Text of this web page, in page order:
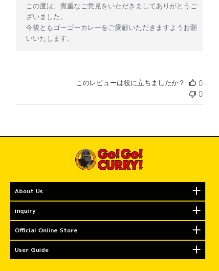
この度は、貴重なご意見をいただきましてありがとうご
ざいました。
今後ともゴーゴーカレーをご愛顧いただきますようお願
いいたします。
このレビューは役に立ちましたか？
0
0
About Us
inquiry
Official Online Store
User Guide